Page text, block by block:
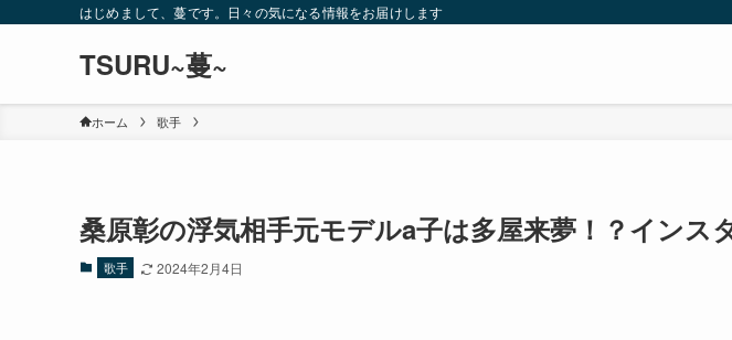
はじめまして、蔓です。日々の気になる情報をお届けします
TSURU~蔓~
ホーム 歌手
桑原彰の浮気相手元モデルa子は多屋来夢！？インス
歌手 2024年2月4日